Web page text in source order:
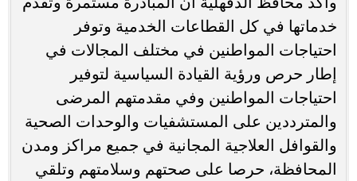
خدماتها في كل القطاعات الخدمية وتوفر
احتياجات المواطنين في مختلف المجالات في
إطار حرص ورؤية القيادة السياسية لتوفير
احتياجات المواطنين وفي مقدمتهم المرضى
والمترددين على المستشفيات والوحدات الصحية
والقوافل العلاجية المجانية في جميع مراكز ومدن
المحافظة، حرصا على صحتهم وسلامتهم وتلقي